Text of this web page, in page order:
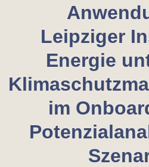
Leipziger
Energie
im